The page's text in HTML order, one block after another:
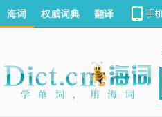
海词 权威词典 翻译